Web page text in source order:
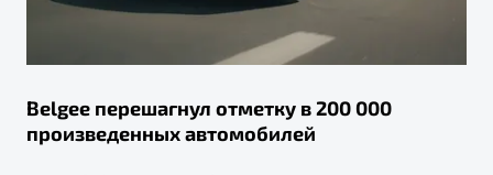
Belgee перешагнул отметку в 200 000
произведенных автомобилей